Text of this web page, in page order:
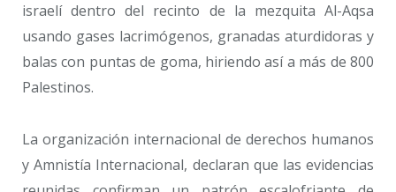
israelí dentro del recinto de la mezquita Al-Aqsa
usando gases lacrimógenos, granadas aturdidoras y
balas con puntas de goma, hiriendo así a más de 800
Palestinos.
La organización internacional de derechos humanos
y Amnistía Internacional, declaran que las evidencias